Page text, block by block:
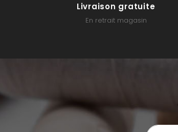
Livraison gratuite
En retrait magasin